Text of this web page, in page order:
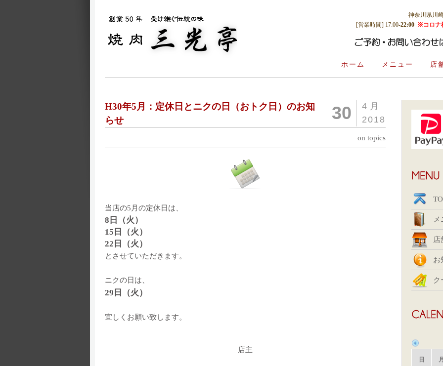
神奈川県川
[営業時間] 17:00-22:00 ※コロナ
ホーム メニュー 店
H30年5月：定休日とニクの日（おトク日）のお知
らせ
4月
2018
30
on topics
当店の5月の定休日は、
8日（火）
15日（火）
22日（火）
とさせていただきます。
ニクの日は、
29日（火）
宜しくお願い致します。
店主
店
お
ク
日 月